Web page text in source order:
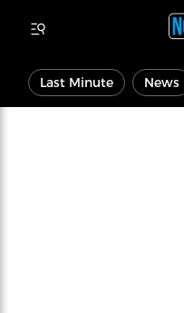
Last Minute News